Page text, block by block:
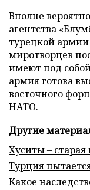
Вполне
агентства
турецкой армии
миротворцев
имеют под
армия готова
восточного
НАТО.
Другие
Хуситы – старая
Турция
Какое